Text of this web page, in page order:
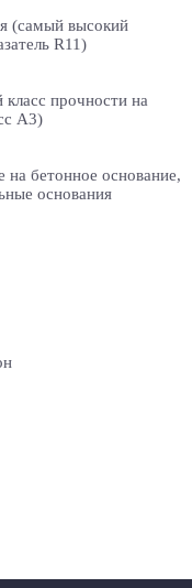
(самый высокий
R11)
прочности на
А3)
на бетонное основание,
основания